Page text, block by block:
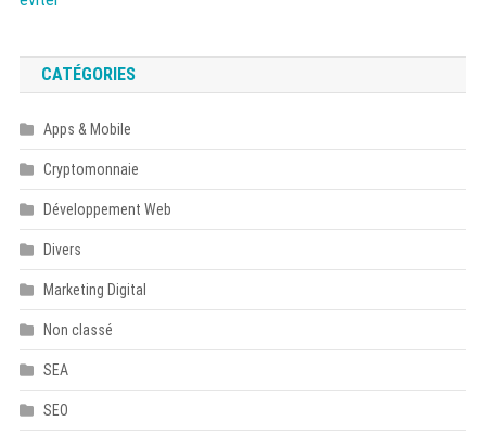
CATÉGORIES
Apps & Mobile
Cryptomonnaie
Développement Web
Divers
Marketing Digital
Non classé
SEA
SEO